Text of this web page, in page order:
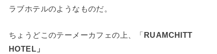
ラブホテルのようなものだ。
ちょうどこのテーメーカフェの上、「 RUAMCHITT
HOTEL」